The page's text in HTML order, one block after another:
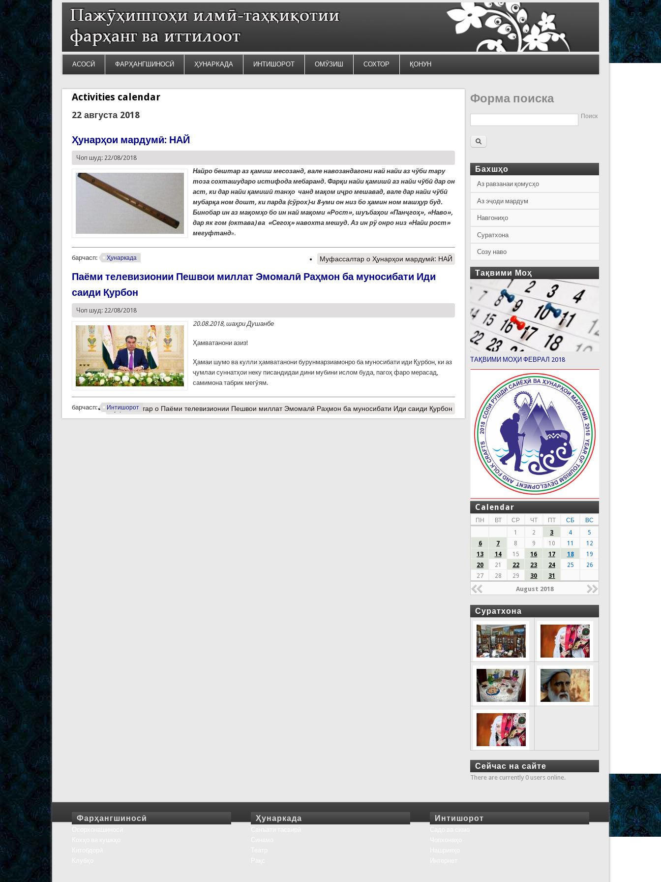
АСОСӢ ФАРҲАНГШИНОСӢ ҲУНАРКАДА ИНТИШОРОТ ОМӮЗИШ СОХТОР ҚОНУН
Activities calendar
22 августа 2018
Ҳунарҳои мардумӣ: НАЙ
Чоп шуд: 22/08/2018
Найро бештар аз қамиш месозанд, вале навозандагони най найи аз чўби тару
тоза сохташударо истифода мебаранд. Фарқи найи қамишӣ аз найи чўбӣ дар он
аст, ки дар найи қамишӣ танҳо чанд мақом иҷро мешавад, вале дар найи чўбӣ
мубарқа ном дошт, ки парда (сўрох)-и 8-уми он низ бо ҳамин ном машҳур буд.
Бинобар ин аз мақомҳо бо ин най мақоми «Рост», шуъбаҳои «Панҷгоҳ», «Наво»,
дар як гом (октава) ва «Сегоҳ» навохта мешуд. Аз ин рў онро низ «Найи рост»
мегуфтанд».
барчасп: Ҳунаркада Муфассалтар о Ҳунарҳои мардумӣ: НАЙ
Паёми телевизионии Пешвои миллат Эмомалӣ Раҳмон ба муносибати Иди
саиди Қурбон
Чоп шуд: 22/08/2018
20.08.2018, шаҳри Душанбе
Ҳамватанони азиз!
Ҳамаи шумо ва кулли ҳамватанони бурунмарзиамонро ба муносибати иди Қурбон, ки аз
ҷумлаи суннатҳои неку писандидаи дини мубини ислом буда, пагоҳ фаро мерасад,
самимона табрик мегӯям.
барчасп: Интишорот
Муфассалтар о Паёми телевизионии Пешвои миллат Эмомалӣ Раҳмон ба муносибати Иди саиди Қурбон
Форма поиска
Поиск
Бахшҳо
Аз равзанаи қомусҳо
Аз эҷоди мардум
Навгониҳо
Суратхона
Созу наво
Тақвими Моҳ
ТАҚВИМИ МОҲИ ФЕВРАЛ 2018
Calendar
ПН ВТ СР ЧТ ПТ СБ
ВС
1
2 3 4
5
6
7 8 9 10 11
12
13
14 15 16 17 18
19
20
21 22 23 24 25
26
27
28 29 30 31
August 2018
Суратхона
Сейчас на сайте
There are currently 0 users online.
Фарҳангшиносӣ Ҳунаркада Интишорот